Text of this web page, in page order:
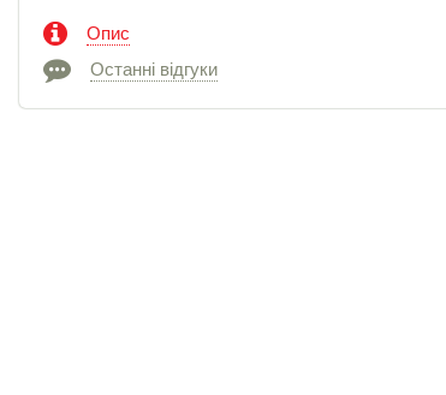
Опис
Останні відгуки